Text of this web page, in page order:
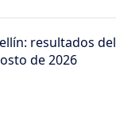
resultados del
de 2026